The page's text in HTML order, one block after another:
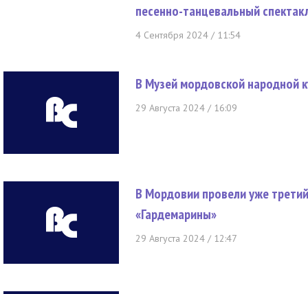
песенно-танцевальный
4 Сентября 2024 / 11:54
В Музей мордовской народной
29 Августа 2024 / 16:09
В Мордовии провели уже
«Гардемарины»
29 Августа 2024 / 12:47